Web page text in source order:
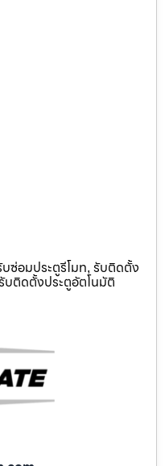
ซ่อมประตูรีโมท, รับติดตั้ง
บติดตั้งประตูอัตโนมัติ